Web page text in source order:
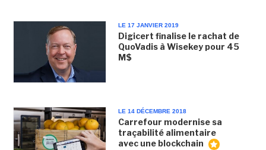
LE 17 JANVIER 2019
Digicert finalise le rachat de
QuoVadis à Wisekey pour 45
M$
LE 14 DÉCEMBRE 2018
Carrefour modernise sa
traçabilité alimentaire
avec une blockchain